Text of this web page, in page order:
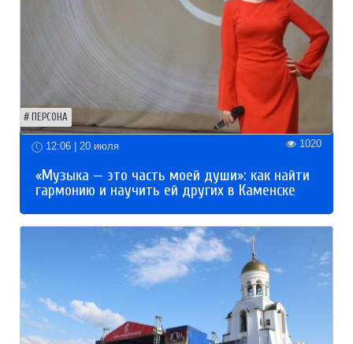
ПЕРСОНА
12:06 | 20 июля 1020
«Музыка — это часть моей души»: как найти
гармонию и научить ей других в Каменске